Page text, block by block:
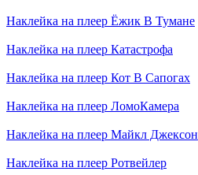
Наклейка на плеер Ёжик В Тумане
Наклейка на плеер Катастрофа
Наклейка на плеер Кот В Сапогах
Наклейка на плеер ЛомоКамера
Наклейка на плеер Майкл Джексон
Наклейка на плеер Ротвейлер